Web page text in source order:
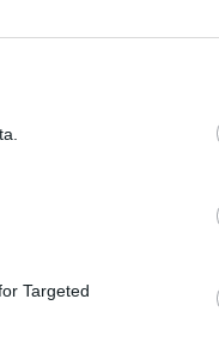
Targeted
Super